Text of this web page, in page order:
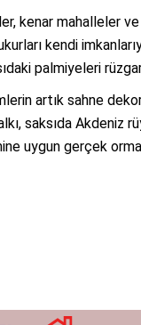
kenar mahalleler
kendi
palmiyeleri
artık sahne
saksıda Akdeniz
uygun gerçek